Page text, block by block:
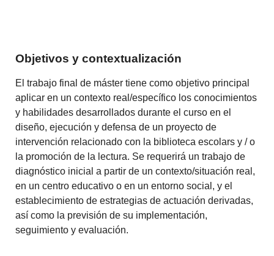
Objetivos y contextualización
El trabajo final de máster tiene como objetivo principal
aplicar en un contexto real/específico los conocimientos
y habilidades desarrollados durante el curso en el
diseño, ejecución y defensa de un proyecto de
intervención relacionado con la biblioteca escolars y / o
la promoción de la lectura. Se requerirá un trabajo de
diagnóstico iniciala partir de un contexto/situación real,
en un centro educativo o en un entorno social , y el
establecimiento de estrategias de actuación derivadas,
así como la previsión de su implementación,
seguimiento y evaluación.